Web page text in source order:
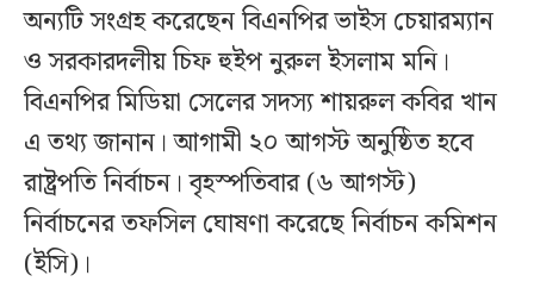
অন্যটি সংগ্রহ করেছেন বিএনপির ভাইস চেয়ারম্যান
ও সরকারদলীয় চিফ হুইপ নুরুল ইসলাম মনি।
বিএনপির মিডিয়া সেলের সদস্য শায়রুল কবির খান
এ তথ্য জানান। আগামী ২০ আগস্ট অনুষ্ঠিত হবে
রাষ্ট্রপতি নির্বাচন। বৃহস্পতিবার (৬ আগস্ট)
নির্বাচনের তফসিল ঘোষণা করেছে নির্বাচন কমিশন
(ইসি)।